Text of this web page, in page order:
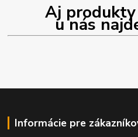
Aj produkty
u nás
Informácie pre